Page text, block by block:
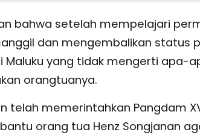
bahwa setelah mempelajari
dan mengembalikan status
Maluku yang tidak mengerti apa-
orangtuanya.
telah memerintahkan Pangdam
orang tua Henz Songjanan